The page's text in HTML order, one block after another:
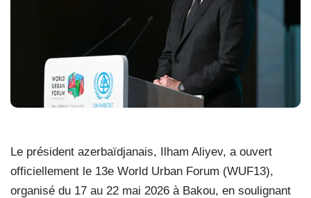
Le président azerbaïdjanais, Ilham Aliyev, a ouvert
officiellement le 13e World Urban Forum (WUF13),
organisé du 17 au 22 mai 2026 à Bakou, en soulignant